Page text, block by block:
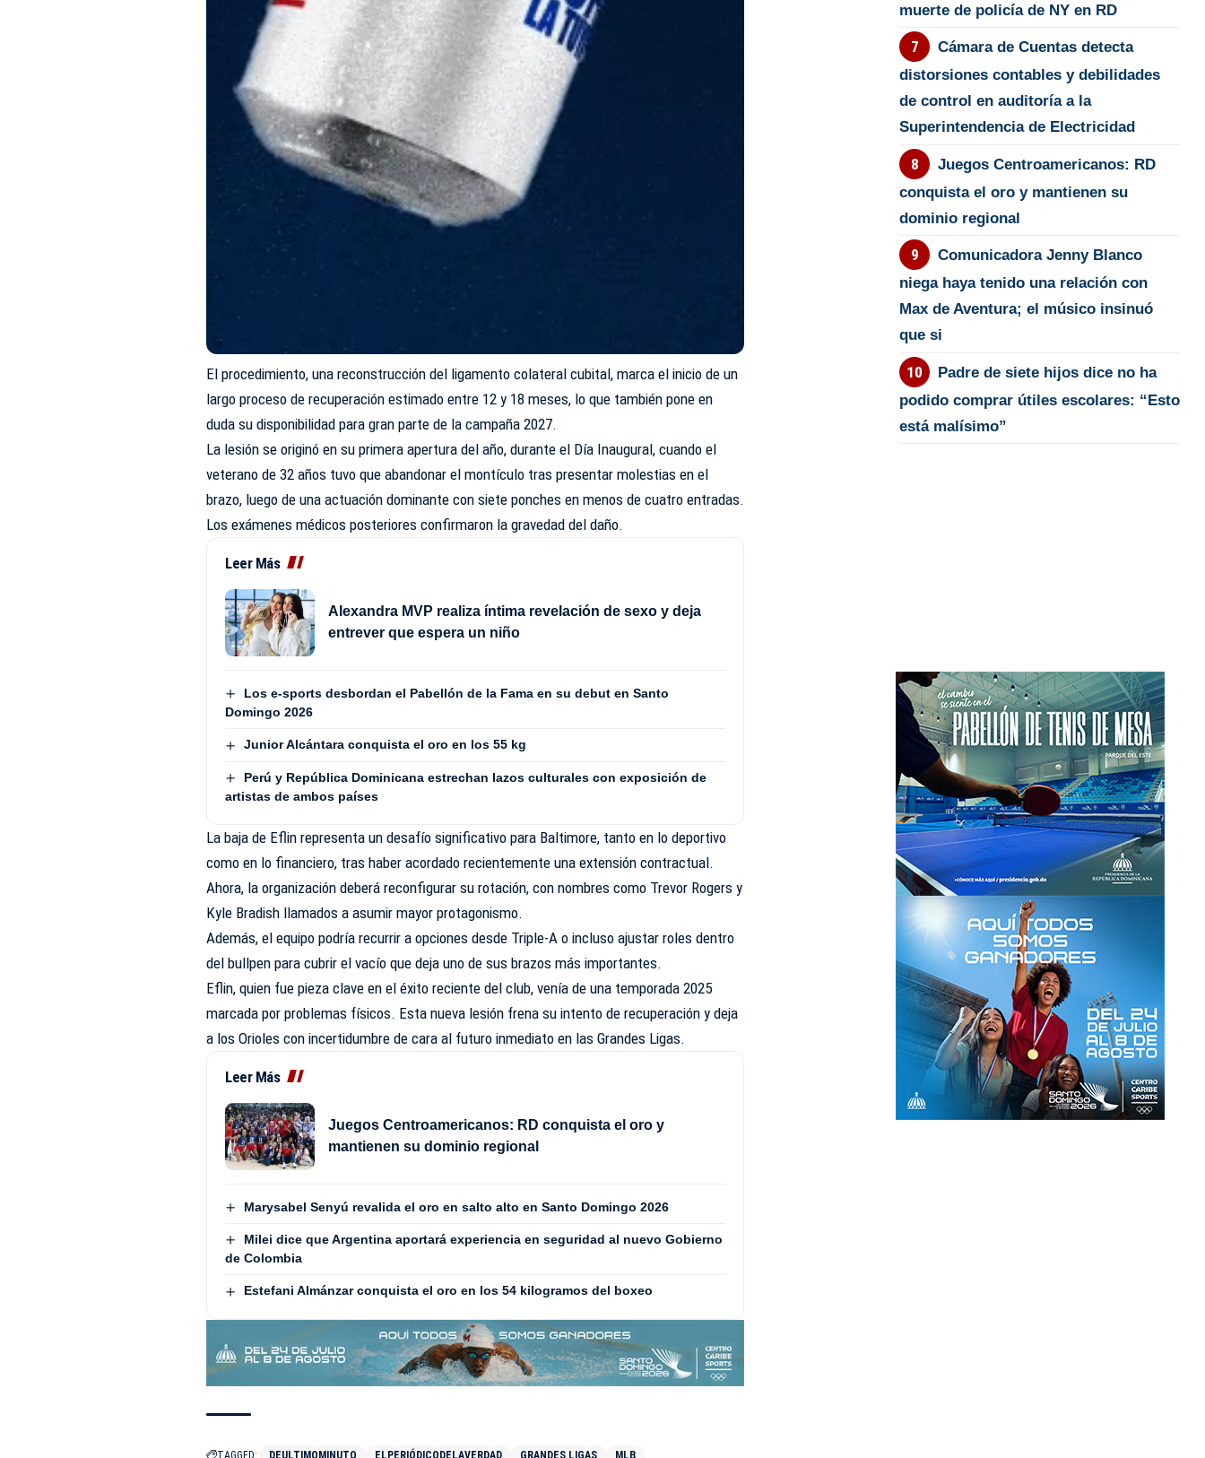
El procedimiento, una reconstrucción del ligamento colateral cubital, marca el inicio de un
largo proceso de recuperación estimado entre 12 y 18 meses, lo que también pone en
duda su disponibilidad para gran parte de la campaña 2027.
La lesión se originó en su primera apertura del año, durante el Día Inaugural, cuando el
veterano de 32 años tuvo que abandonar el montículo tras presentar molestias en el
brazo, luego de una actuación dominante con siete ponches en menos de cuatro entradas.
Los exámenes médicos posteriores confirmaron la gravedad del daño.
Leer Más
Alexandra MVP realiza íntima revelación de sexo y deja
entrever que espera un niño
Los e-sports desbordan el Pabellón de la Fama en su debut en Santo
Domingo 2026
Junior Alcántara conquista el oro en los 55 kg
Perú y República Dominicana estrechan lazos culturales con exposición de
artistas de ambos países
La baja de Eflin representa un desafío significativo para Baltimore, tanto en lo deportivo
como en lo financiero, tras haber acordado recientemente una extensión contractual.
Ahora, la organización deberá reconfigurar su rotación, con nombres como Trevor Rogers y
Kyle Bradish llamados a asumir mayor protagonismo.
Además, el equipo podría recurrir a opciones desde Triple-A o incluso ajustar roles dentro
del bullpen para cubrir el vacío que deja uno de sus brazos más importantes.
Eflin, quien fue pieza clave en el éxito reciente del club, venía de una temporada 2025
marcada por problemas físicos. Esta nueva lesión frena su intento de recuperación y deja
a los Orioles con incertidumbre de cara al futuro inmediato en las Grandes Ligas.
Leer Más
Juegos Centroamericanos: RD conquista el oro y
mantienen su dominio regional
Marysabel Senyú revalida el oro en salto alto en Santo Domingo 2026
Milei dice que Argentina aportará experiencia en seguridad al nuevo Gobierno
de Colombia
Estefani Almánzar conquista el oro en los 54 kilogramos del boxeo
TAGGED: DEULTIMOMINUTO ELPERIÓDICODELAVERDAD GRANDES LIGAS MLB
muerte de policía de NY en RD
Cámara de Cuentas detecta
distorsiones contables y debilidades
de control en auditoría a la
Superintendencia de Electricidad
Juegos Centroamericanos: RD
conquista el oro y mantienen su
dominio regional
Comunicadora Jenny Blanco
niega haya tenido una relación con
Max de Aventura; el músico insinuó
que si
Padre de siete hijos dice no ha
podido comprar útiles escolares: “Esto
está malísimo”